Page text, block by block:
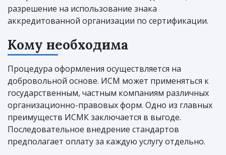
разрешение на использование знака
аккредитованной организации по сертификации.
Кому необходима
Процедура оформления осуществляется на
добровольной основе. ИСМ может применяться к
государственным, частным компаниям различных
организационно-правовых форм. Одно из главных
преимуществ ИСМК заключается в выгоде.
Последовательное внедрение стандартов
предполагает оплату за каждую услугу отдельно.